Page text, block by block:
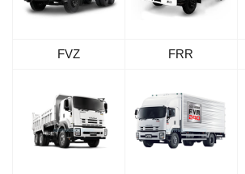
FVZ FRR